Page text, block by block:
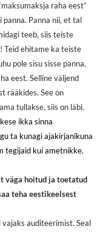
raha eest”
Panna nii, et tal
teeb, siis teiste
Teid ehitame ka teiste
pole sisu sisse panna,
eest. Selline väljend
rääkides. See on
tullakse, siis on läbi.
ikka sinna
ta kunagi ajakirjanikuna
tegijaid kui ametnikke.
väga hoitud ja toetatud
teha eestikeelsest
auditeerimist. Seal